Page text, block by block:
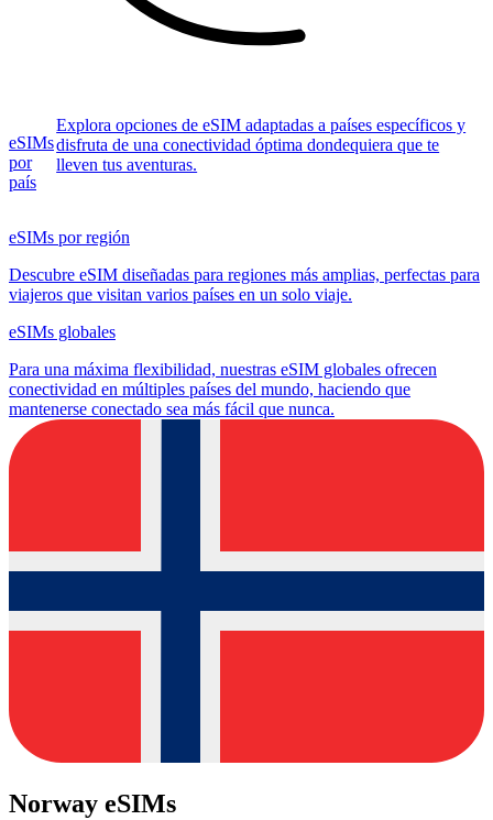
eSIMs
por
país
Explora opciones de eSIM adaptadas a países específicos y
disfruta de una conectividad óptima dondequiera que te
lleven tus aventuras.
eSIMs por región
Descubre eSIM diseñadas para regiones más amplias, perfectas para
viajeros que visitan varios países en un solo viaje.
eSIMs globales
Para una máxima flexibilidad, nuestras eSIM globales ofrecen
conectividad en múltiples países del mundo, haciendo que
mantenerse conectado sea más fácil que nunca.
Norway eSIMs